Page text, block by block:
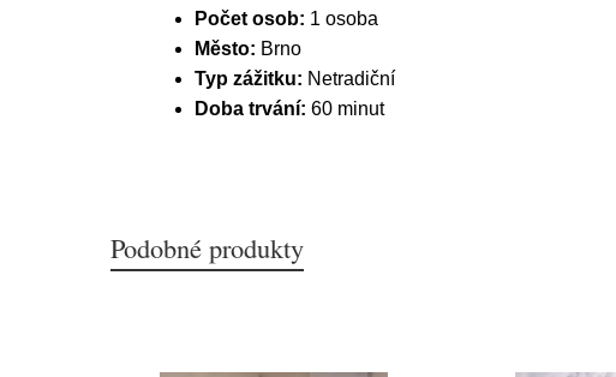
Počet osob: 1 osoba
Město: Brno
Typ zážitku: Netradiční
Doba trvání: 60 minut
Podobné produkty